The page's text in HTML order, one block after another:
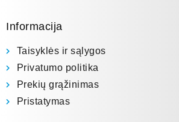
Informacija
Taisyklės ir sąlygos
Privatumo politika
Prekių grąžinimas
Pristatymas